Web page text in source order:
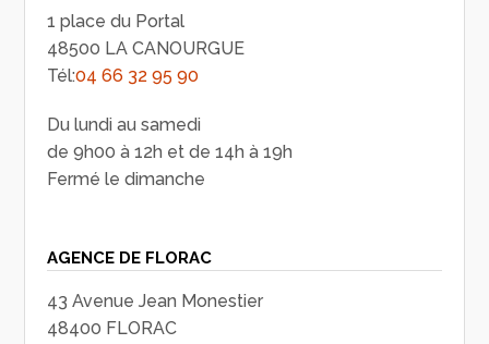
1 place du Portal
48500 LA CANOURGUE
Tél:04 66 32 95 90
Du lundi au samedi
de 9h00 à 12h et de 14h à 19h
Fermé le dimanche
AGENCE DE FLORAC
43 Avenue Jean Monestier
48400 FLORAC